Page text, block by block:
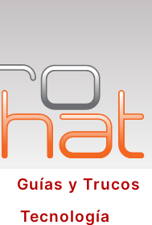
Guías y Trucos
Tecnología